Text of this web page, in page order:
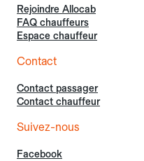
Rejoindre Allocab
FAQ chauffeurs
Espace chauffeur
Contact
Contact passager
Contact chauffeur
Suivez-nous
Facebook